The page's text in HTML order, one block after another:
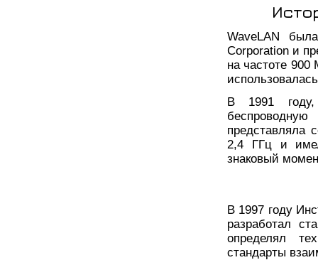
WaveLAN
Corporation и
на частоте
В 1991 году,
представляла
2,4 ГГц и
знаковый
В 1997 году
разработал
определял
стандарты